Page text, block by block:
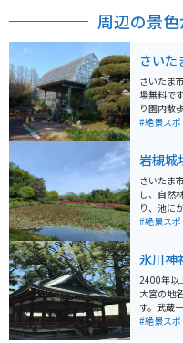
周辺の景
さいた
さいたま
場無料で
り園内散
観察でき
#絶景スポ
岩槻城
さいたま
し、自然
り、池に
春は約600本
トです。
#絶景スポ
氷川神
2400年以
大宮の地
す。武蔵
くの参拝者で賑わい
#絶景スポ